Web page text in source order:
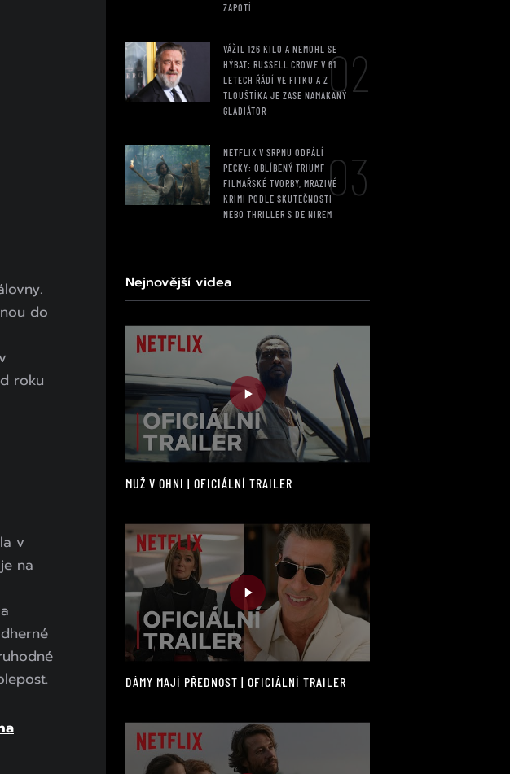
do
roku
v
na
ZAPOTÍ
VÁŽIL 126 KILO A NEMOHL SE
HÝBAT: RUSSELL CROWE V 61
LETECH ŘÁDÍ VE FITKU A Z
TLOUŠTÍKA JE ZASE NAMAKANÝ
GLADIÁTOR
02
NETFLIX V SRPNU ODPÁLÍ
PECKY: OBLÍBENÝ TRIUMF
FILMAŘSKÉ TVORBY, MRAZIVÉ
KRIMI PODLE SKUTEČNOSTI
NEBO THRILLER S DE NIREM
03
Nejnovější videa
MUŽ V OHNI | OFICIÁLNÍ TRAILER
DÁMY MAJÍ PŘEDNOST | OFICIÁLNÍ TRAILER